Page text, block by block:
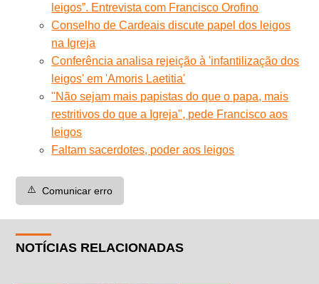
leigos”. Entrevista com Francisco Orofino
Conselho de Cardeais discute papel dos leigos
na Igreja
Conferência analisa rejeição à 'infantilização dos
leigos' em 'Amoris Laetitia'
"Não sejam mais papistas do que o papa, mais
restritivos do que a Igreja", pede Francisco aos
leigos
Faltam sacerdotes, poder aos leigos
⚠️ Comunicar erro
NOTÍCIAS RELACIONADAS